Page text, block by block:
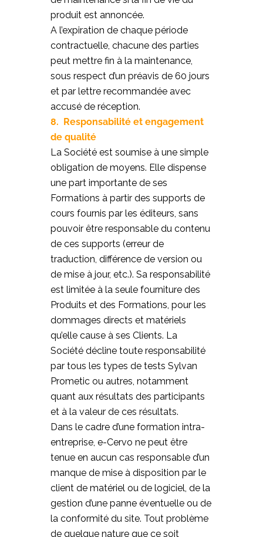
produit est annoncée.
A l’expiration de chaque période
contractuelle, chacune des parties
peut mettre fin à la maintenance,
sous respect d’un préavis de 60 jours
et par lettre recommandée avec
accusé de réception.
8. Responsabilité et engagement
de qualité
La Société est soumise à une simple
obligation de moyens. Elle dispense
une part importante de ses
Formations à partir des supports de
cours fournis par les éditeurs, sans
pouvoir être responsable du contenu
de ces supports (erreur de
traduction, différence de version ou
de mise à jour, etc.). Sa responsabilité
est limitée à la seule fourniture des
Produits et des Formations, pour les
dommages directs et matériels
qu’elle cause à ses Clients. La
Société décline toute responsabilité
par tous les types de tests Sylvan
Prometic ou autres, notamment
quant aux résultats des participants
et à la valeur de ces résultats.
Dans le cadre d’une formation intra-
entreprise, e-Cervo ne peut être
tenue en aucun cas responsable d’un
manque de mise à disposition par le
client de matériel ou de logiciel, de la
gestion d’une panne éventuelle ou de
la conformité du site. Tout problème
de quelque nature que ce soit